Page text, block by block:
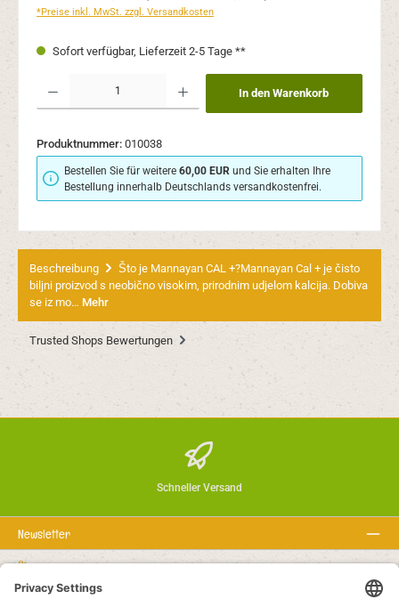
*Preise inkl. MwSt. zzgl. Versandkosten
Sofort verfügbar, Lieferzeit 2-5 Tage **
Produkt Anzahl: Gib den gewünschten Wert ein oder benutze die Schaltflächen
In den Warenkorb
Produktnummer: 010038
Bestellen Sie für weitere60,00 EUR und Sie erhalten Ihre
Bestellung innerhalb Deutschlands versandkostenfrei.
Beschreibung
Što je Mannayan CAL +?Mannayan Cal + je čisto
biljni proizvod s neobično visokim, prirodnim udjelom kalcija. Dobiva
se iz mo… Mehr
Trusted Shops Bewertungen
Schneller Versand
Newsletter
Über uns